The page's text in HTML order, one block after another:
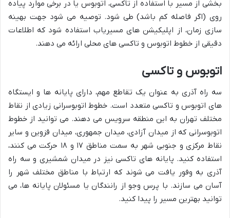
بخشی از مسیر با استفاده از تاکسی، اتوبوس یا در برخی موارد پیاده
روی (اگر فاصله کم باشد) طی شود. توصیه می شود جهت بهینه
سازی زمان، از اپلیکیشن های مسیریاب استفاده شود که اطلاعات
دقیقی از خطوط اتوبوس و تاکسی های محلی ارائه می دهند.
اتوبوس و تاکسی
سه راه آذری به عنوان یک تقاطع مهم، دارای پایانه ها و ایستگاه
های اتوبوس و تاکسی متعدد است. خطوط اتوبوسرانی زیادی از نقاط
مختلف تهران به این منطقه سرویس می دهند. می توانید از خطوط
اتوبوسرانی که از میدان آزادی، میدان جمهوری، میدان قزوین و سایر
نقاط مرکزی و جنوبی شهر به سمت مناطق ۱۷ و ۱۸ حرکت می کنند،
استفاده کنید. پایانه های تاکسی نیز در میدان شمشیری و سه راه
آذری به وفور یافت می شوند که ارتباط با مناطق مختلف شهر را
آسان می سازند. با پرس وجو از رانندگان یا مسئولان پایانه ها، می
توانید بهترین مسیر را پیدا کنید.